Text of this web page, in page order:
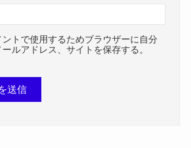
ントで使用するためブラウザーに自分
ルアドレス、サイトを保存する。